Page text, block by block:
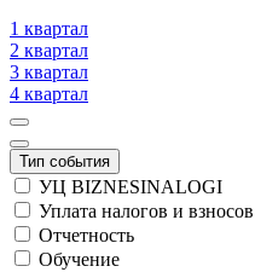
1 квартал
2 квартал
3 квартал
4 квартал
Тип события
УЦ BIZNESINALOGI
Уплата налогов и взносов
Отчетность
Обучение